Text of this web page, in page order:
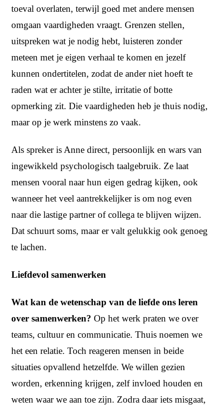
toeval overlaten, terwijl goed met andere mensen
omgaan vaardigheden vraagt. Grenzen stellen,
uitspreken wat je nodig hebt, luisteren zonder
meteen met je eigen verhaal te komen en jezelf
kunnen ondertitelen, zodat de ander niet hoeft te
raden wat er achter je stilte, irritatie of botte
opmerking zit. Die vaardigheden heb je thuis nodig,
maar op je werk minstens zo vaak.
Als spreker is Anne direct, persoonlijk en wars van
ingewikkeld psychologisch taalgebruik. Ze laat
mensen vooral naar hun eigen gedrag kijken, ook
wanneer het veel aantrekkelijker is om nog even
naar die lastige partner of collega te blijven wijzen.
Dat schuurt soms, maar er valt gelukkig ook genoeg
te lachen.
Liefdevol samenwerken
Wat kan de wetenschap van de liefde ons leren
over samenwerken? Op het werk praten we over
teams, cultuur en communicatie. Thuis noemen we
het een relatie. Toch reageren mensen in beide
situaties opvallend hetzelfde. We willen gezien
worden, erkenning krijgen, zelf invloed houden en
weten waar we aan toe zijn. Zodra daar iets misgaat,